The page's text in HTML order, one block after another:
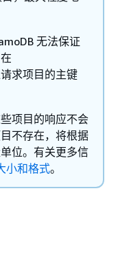
无法保证
求项目的主键
项目的响应不会
不存在，将根据
位。有关更多信
小和格式。